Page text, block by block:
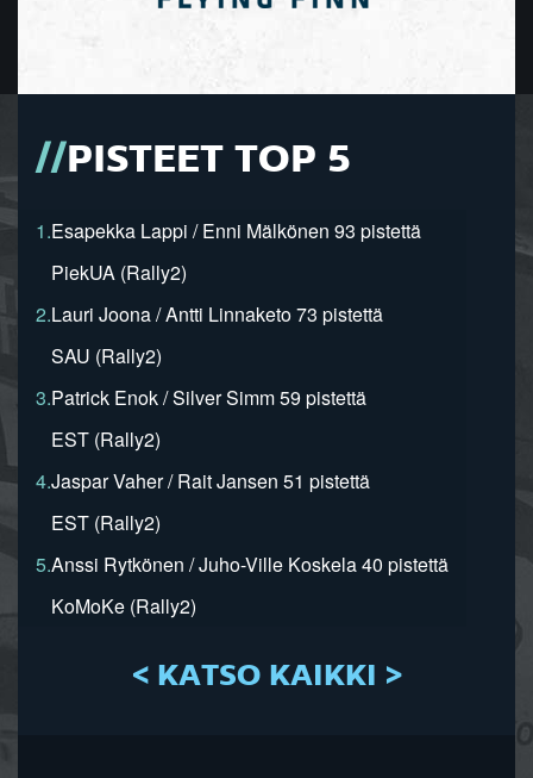
PISTEET TOP 5
1.Esapekka Lappi / Enni Mälkönen 93 pistettä
PiekUA (Rally2)
2.Lauri Joona / Antti Linnaketo 73 pistettä
SAU (Rally2)
3.Patrick Enok / Silver Simm 59 pistettä
EST (Rally2)
4.Jaspar Vaher / Rait Jansen 51 pistettä
EST (Rally2)
5.Anssi Rytkönen / Juho-Ville Koskela 40 pistettä
KoMoKe (Rally2)
< KATSO KAIKKI >